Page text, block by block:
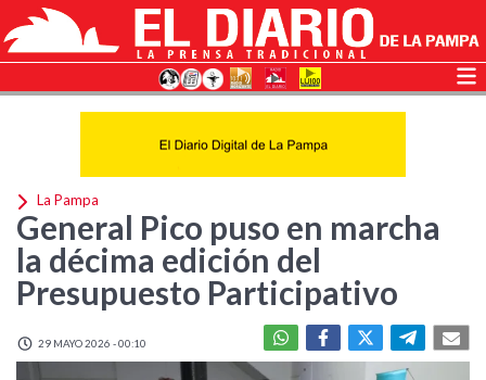
La Pampa
General Pico puso en marcha
la décima edición del
Presupuesto Participativo
29 MAYO 2026 - 00:10